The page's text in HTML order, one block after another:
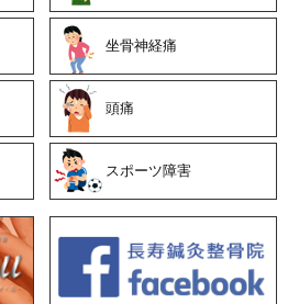
坐骨神経痛
頭痛
スポーツ障害